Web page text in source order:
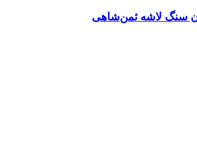
سنگ لاشه ثمن‌شاهی